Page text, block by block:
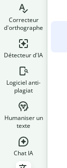
Correcteur
d'orthographe
Détecteur d'IA
Logiciel anti-
plagiat
Humaniser un
texte
Chat IA